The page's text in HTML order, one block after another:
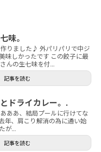
味。
りました♪ 外パリパリで中ジ
味しかったです この餃子に最
んの生七味を付...
記事を読む
ドライカレー。.
ああ、結局プールに行けてな
年、肩こり解消の為に通い始
が...
記事を読む